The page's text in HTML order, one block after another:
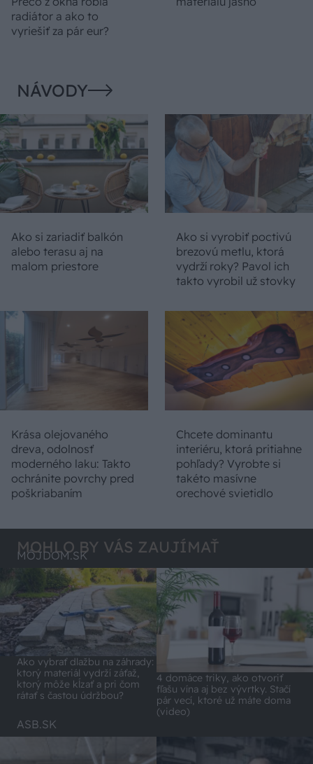
radiátor a ako to
vyriešiť za pár eur?
NÁVODY
Ako si zariadiť balkón
alebo terasu aj na
malom priestore
Ako si vyrobiť poctivú
brezovú metlu, ktorá
vydrží roky? Pavol ich
takto vyrobil už stovky
Krása olejovaného
dreva, odolnosť
moderného laku: Takto
ochránite povrchy pred
poškriabaním
Chcete dominantu
interiéru, ktorá pritiahne
pohľady? Vyrobte si
takéto masívne
orechové svietidlo
MOHLO BY VÁS ZAUJÍMAŤ
MÔJDOM.SK
Ako vybrať dlažbu na záhrady:
ktorý materiál vydrží záťaž,
ktorý môže kĺzať a pri čom
rátať s častou údržbou?
4 domáce triky, ako otvoriť
fľašu vína aj bez vývrtky. Stačí
pár vecí, ktoré už máte doma
(video)
ASB.SK